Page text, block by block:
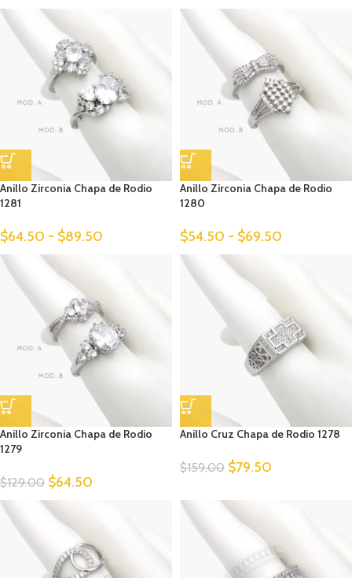
Anillo Zirconia Chapa de Rodio
1281
$64.50 - $89.50
Anillo Zirconia Chapa de Rodio
1280
$54.50 - $69.50
Anillo Zirconia Chapa de Rodio
1279
$129.00 $64.50
Anillo Cruz Chapa de Rodio 1278
$159.00 $79.50